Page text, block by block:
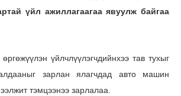
үйл ажиллагаагаа явуулж байгаа
үйлчлүүлэгчдийнхээ тав тухыг
зарлан ялагчдад авто машин
тэмцээнээ зарлалаа.